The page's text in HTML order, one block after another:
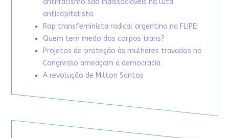
anticapitalista
Rap transfeminista radical argentino na FLIPEI
Quem tem medo dos corpos trans?
Projetos de proteção às mulheres travados no
Congresso ameaçam a democracia
A revolução de Milton Santos